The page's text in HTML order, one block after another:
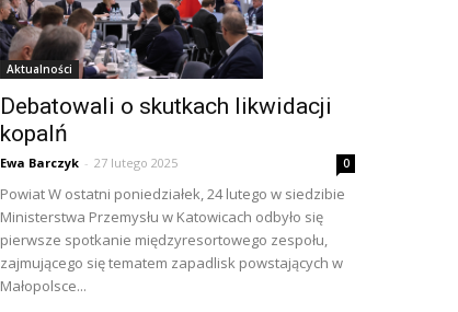
Aktualności
Debatowali o skutkach likwidacji
kopalń
Ewa Barczyk - 27 lutego 2025 0
Powiat W ostatni poniedziałek, 24 lutego w siedzibie
Ministerstwa Przemysłu w Katowicach odbyło się
pierwsze spotkanie międzyresortowego zespołu,
zajmującego się tematem zapadlisk powstających w
Małopolsce...